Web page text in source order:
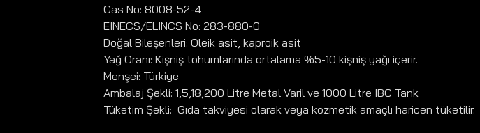
Cas No: 8008-52-4
EINECS/ELINCS No: 283-880-0
Doğal Bileşenleri: Oleik asit, kaproik asit
Yağ Oranı: Kişniş tohumlarında ortalama %5-10 kişniş yağı içerir.
Menşei: Türkiye
Ambalaj Şekli: 1,5,18,200 Litre Metal Varil ve 1000 Litre IBC Tank
Tüketim Şekli:  Gıda takviyesi olarak veya kozmetik amaçlı haricen tüketilir.